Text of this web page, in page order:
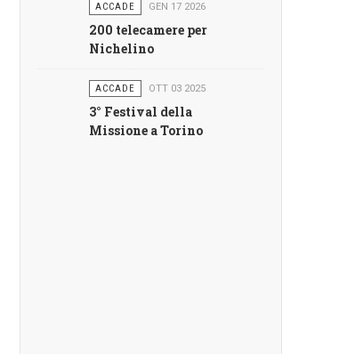
ACCADE GEN 17 2026
200 telecamere per
Nichelino
ACCADE OTT 03 2025
3° Festival della
Missione a Torino